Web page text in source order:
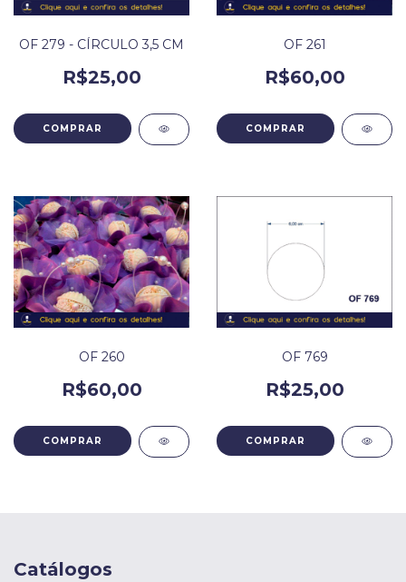
OF 279 - CÍRCULO 3,5 CM
R$25,00
OF 261
R$60,00
OF 260
R$60,00
OF 769
R$25,00
Catálogos